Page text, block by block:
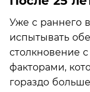
Уже с раннего
испытывать
столкновение
факторами,
гораздо